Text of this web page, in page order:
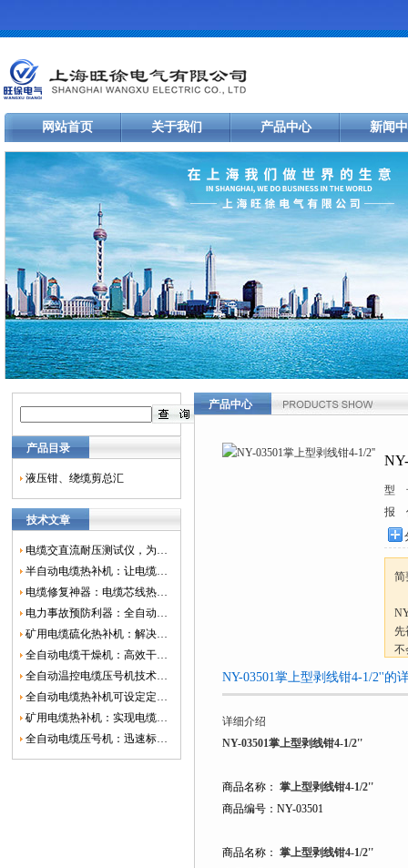
网站首页 关于我们 产品中心 新闻
产品目录
液压钳、绕缆剪总汇
技术文章
电缆交直流耐压测试仪，为电网安全保驾护航
半自动电缆热补机：让电缆修复更简单、更高效！
电缆修复神器：电缆芯线热补机如何保障电网安全？
电力事故预防利器：全自动控温电缆热补机
矿用电缆硫化热补机：解决矿山电缆故障的新选择
全自动电缆干燥机：高效干燥，电缆质量
全自动温控电缆压号机技术革新：数字化标识的新趋势
全自动电缆热补机可设定定时功能，实现自动化热补
矿用电缆热补机：实现电缆故障修复的高效装置
全自动电缆压号机：迅速标识电缆的利器
产品中心
型
报
简
不
NY-03501掌上型剥线钳4-1/2''的
详细介绍
NY-03501掌上型剥线钳4-1/2''
商品名称： 掌上型剥线钳4-1/2''
商品编号：NY-03501
商品名称： 掌上型剥线钳4-1/2''